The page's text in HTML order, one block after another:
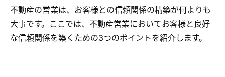
不動産の営業は、お客様との信頼関係の構築が何よりも
大事です。ここでは、不動産営業においてお客様と良好
な信頼関係を築くための3つのポイントを紹介します。